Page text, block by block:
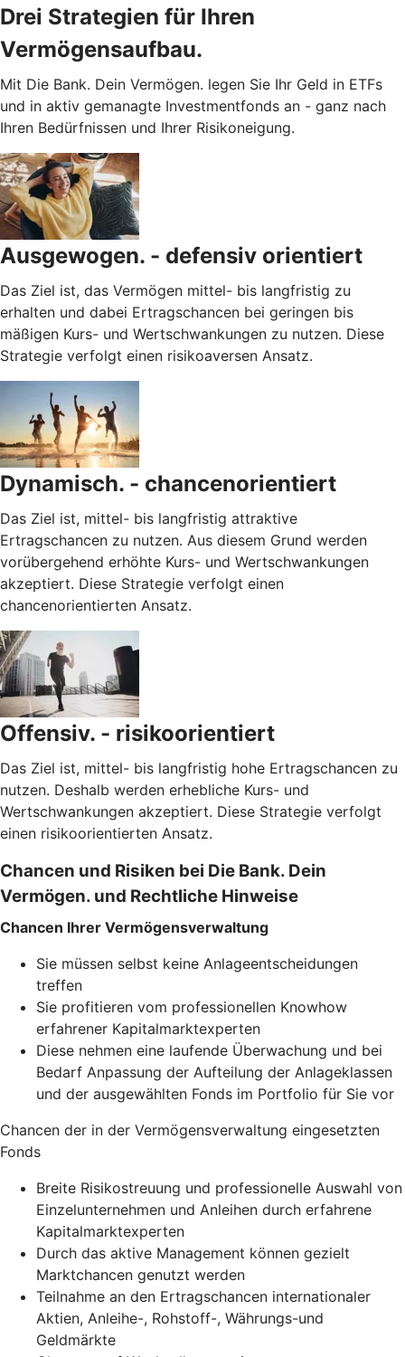
Drei Strategien für Ihren
Vermögensaufbau.
Mit Die Bank. Dein Vermögen. legen Sie Ihr Geld in ETFs
und in aktiv gemanagte Investment­fonds an - ganz nach
Ihren Bedürfnissen und Ihrer Risikoneigung.
Ausgewogen. - defensiv orientiert
Das Ziel ist, das Vermögen mittel- bis langfristig zu
erhalten und dabei Ertragschancen bei geringen bis
mäßigen Kurs- und Wertschwankungen zu nutzen. Diese
Strategie verfolgt einen risikoaversen Ansatz.
Dynamisch. - chancenorientiert
Das Ziel ist, mittel- bis langfristig attraktive
Ertragschancen zu nutzen. Aus diesem Grund werden
vorübergehend erhöhte Kurs- und Wertschwankungen
akzeptiert. Diese Strategie verfolgt einen
chancenorientierten Ansatz.
Offensiv. - risikoorientiert
Das Ziel ist, mittel- bis langfristig hohe Ertragschancen zu
nutzen. Deshalb werden erhebliche Kurs- und
Wertschwankungen akzeptiert. Diese Strategie verfolgt
einen risikoorientierten Ansatz.
Chancen und Risiken bei Die Bank. Dein
Vermögen. und Rechtliche Hinweise
Chancen Ihrer Vermögensverwaltung
Sie müssen selbst keine Anlageentscheidungen
treffen
Sie profitieren vom professionellen Knowhow
erfahrener Kapitalmarktexperten
Diese nehmen eine laufende Überwachung und bei
Bedarf Anpassung der Aufteilung der Anlageklassen
und der ausgewählten Fonds im Portfolio für Sie vor
Chancen der in der Vermögensverwaltung eingesetzten
Fonds
Breite Risikostreuung und professionelle Auswahl von
Einzelunternehmen und Anleihen durch erfahrene
Kapitalmarktexperten
Durch das aktive Management können gezielt
Marktchancen genutzt werden
Teilnahme an den Ertragschancen internationaler
Aktien, Anleihe-, Rohstoff-, Währungs-und
Geldmärkte